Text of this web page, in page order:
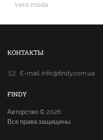
Vero moda
КОНТАКТЫ
E-mail. info@findy.com.ua
FINDY
Авторство © 2026
Все права защищены.